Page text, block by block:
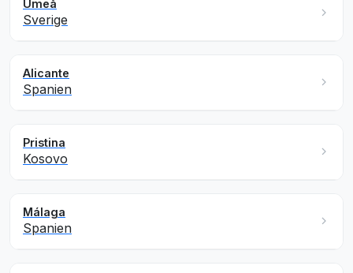
Umeå
Sverige
Alicante
Spanien
Pristina
Kosovo
Málaga
Spanien